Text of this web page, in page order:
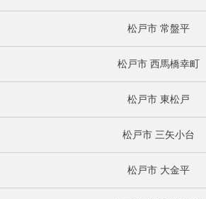
松戸市 常盤平
松戸市 西馬橋幸町
松戸市 東松戸
松戸市 三矢小台
松戸市 大金平